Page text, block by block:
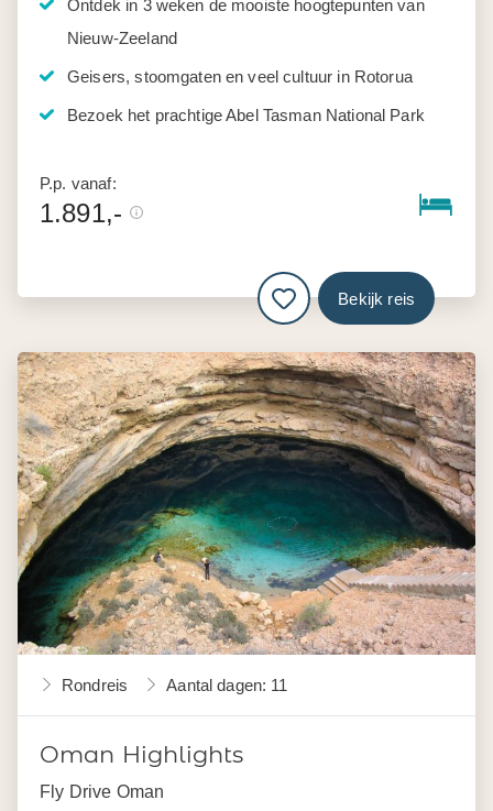
Ontdek in 3 weken de mooiste hoogtepunten van
Nieuw-Zeeland
Geisers, stoomgaten en veel cultuur in Rotorua
Bezoek het prachtige Abel Tasman National Park
P.p. vanaf:
1.891,-
Bekijk reis
Rondreis Aantal dagen: 11
Oman Highlights
Fly Drive Oman